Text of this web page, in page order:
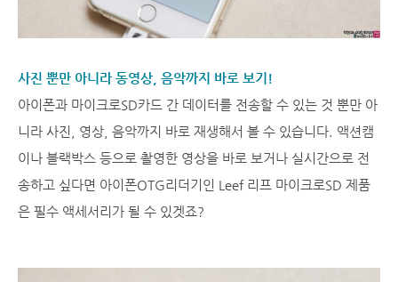
사진 뿐만 아니라 동영상, 음악까지 바로 보기!
아이폰과 마이크로SD카드 간 데이터를 전송할 수 있는 것 뿐만 아
니라 사진, 영상, 음악까지 바로 재생해서 볼 수 있습니다. 액션캠
이나 블랙박스 등으로 촬영한 영상을 바로 보거나 실시간으로 전
송하고 싶다면 아이폰OTG리더기인 Leef 리프 마이크로SD 제품
은 필수 액세서리가 될 수 있겟죠?